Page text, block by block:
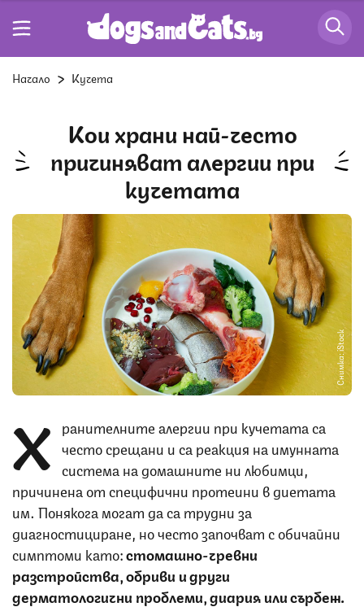
Начало Кучета
Кои храни най-често
причиняват алергии при
кучетата
Снимка: iStock
Х ранителните алергии при кучетата са
често срещани и са реакция на имунната
система на домашните ни любимци,
причинена от специфични протеини в диетата
им. Понякога могат да са трудни за
диагностициране, но често започват с обичайни
симптоми като:стомашно-чревни
разстройства, обриви и други
дерматологични проблеми, диария или сърбеж.